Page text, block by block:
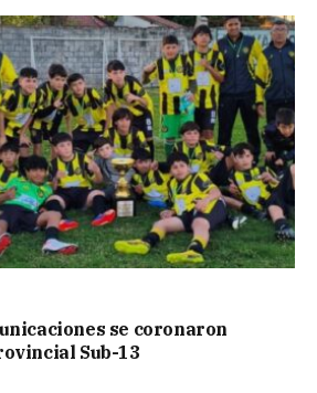
se coronaron
Sub-13